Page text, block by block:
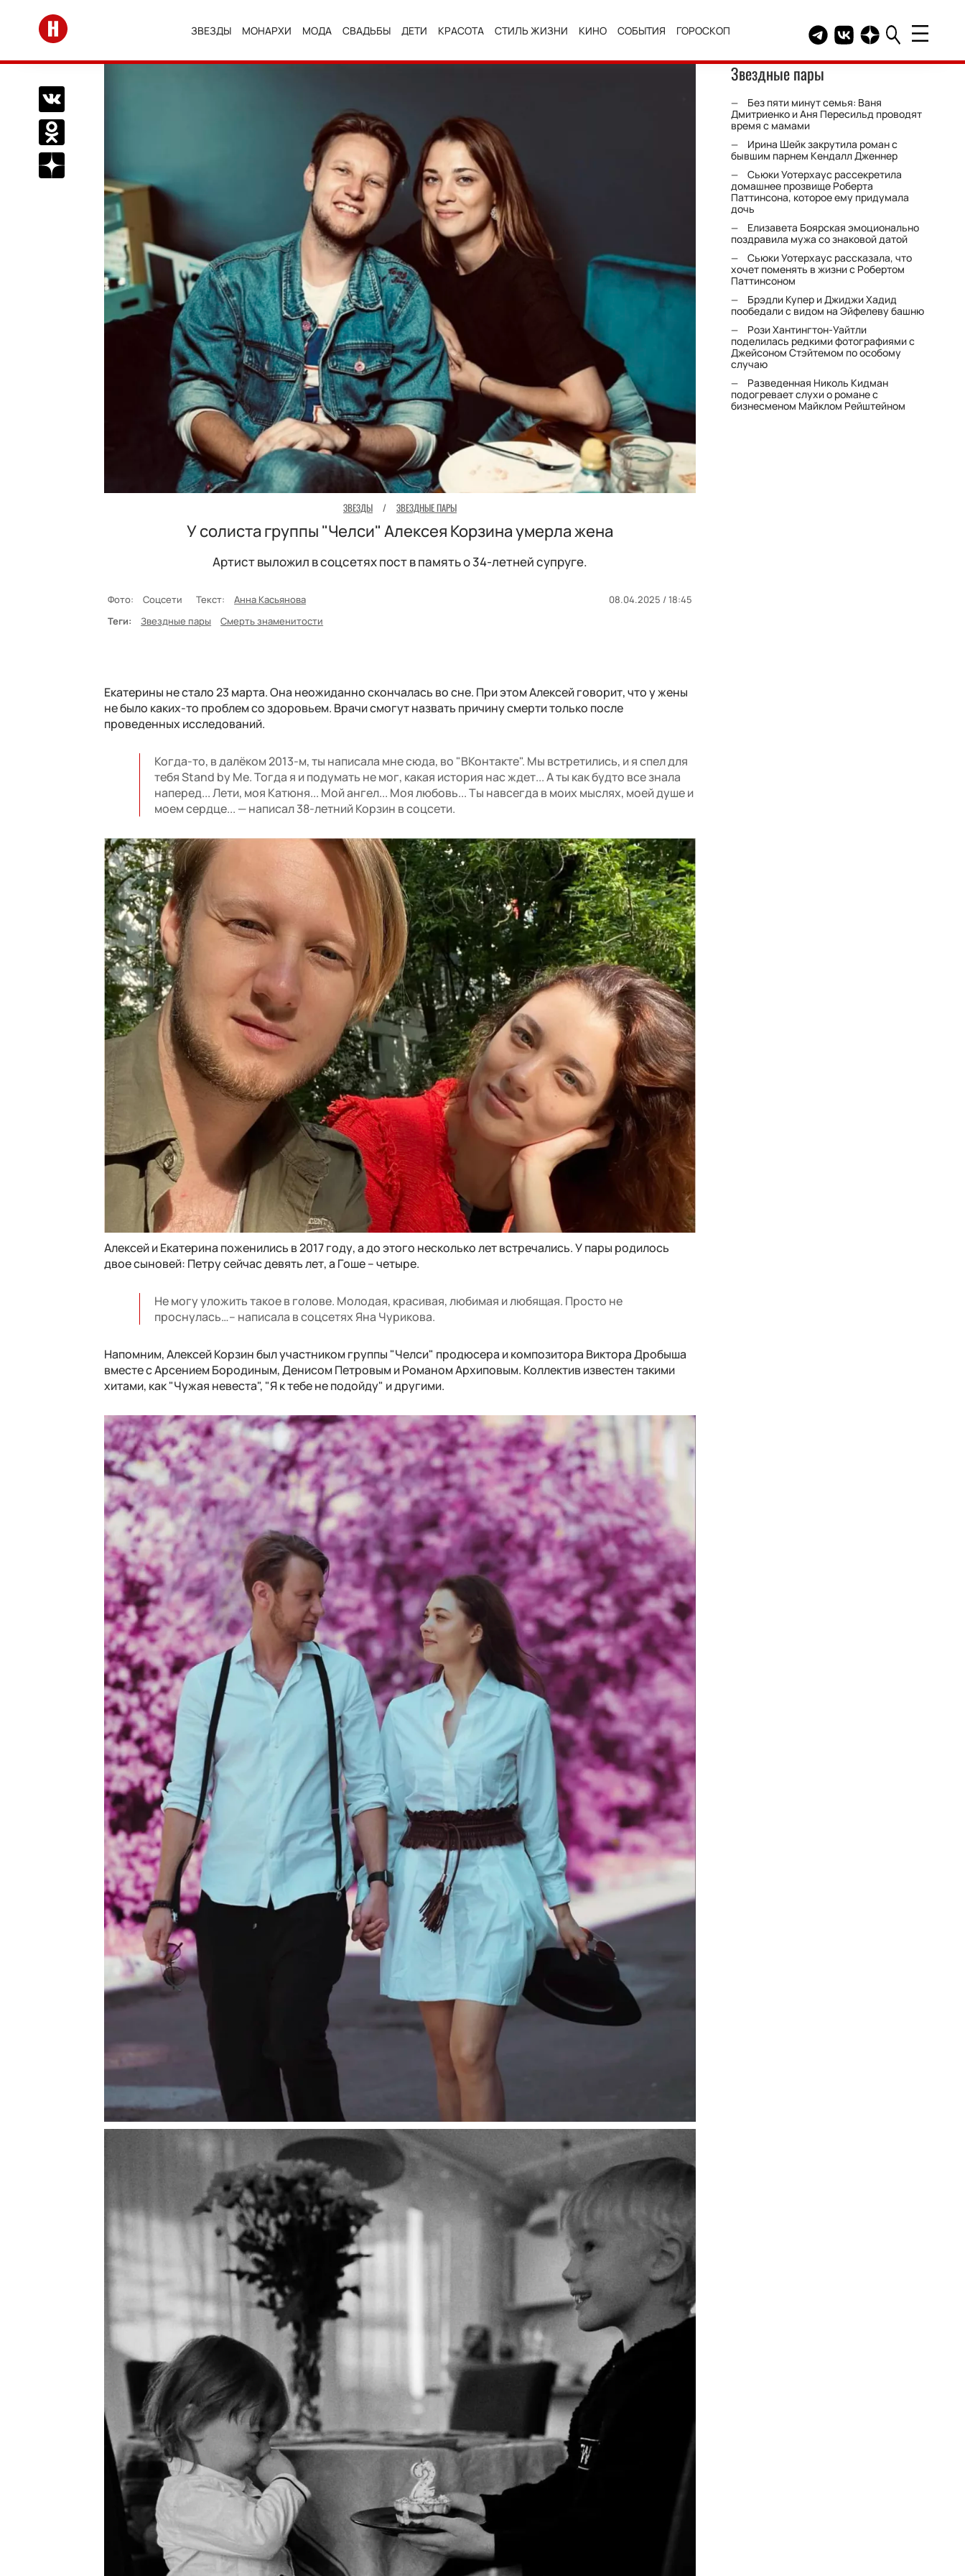
Перейти на главную
ЗВЕЗДЫ МОНАРХИ МОДА СВАДЬБЫ ДЕТИ КРАСОТА СТИЛЬ ЖИЗНИ КИНО СОБЫТИЯ ГОРОСКОП Telegram канал HELLO
Группа HELLO
Канал HELLO в
Поделиться Вконтакте
Поделиться в Одноклассниках
Подписаться на нас в Дзен
ЗВЕЗДЫ / ЗВЕЗДНЫЕ ПАРЫ
У солиста группы "Челси" Алексея Корзина умерла жена
Артист выложил в соцсетях пост в память о 34-летней супруге.
Фото: Соцсети Текст: Анна Касьянова
08.04.2025 / 18:45
Теги:
Звездные пары Смерть знаменитости
Екатерины не стало 23 марта. Она неожиданно скончалась во сне. При этом Алексей говорит, что у жены
не было каких-то проблем со здоровьем. Врачи смогут назвать причину смерти только после
проведенных исследований.
Когда-то, в далёком 2013-м, ты написала мне сюда, во "ВКонтакте". Мы встретились, и я спел для
тебя Stand by Me. Тогда я и подумать не мог, какая история нас ждет... А ты как будто все знала
наперед... Лети, моя Катюня... Мой ангел... Моя любовь... Ты навсегда в моих мыслях, моей душе и
моем сердце... — написал 38-летний Корзин в соцсети.
Алексей и Екатерина поженились в 2017 году, а до этого несколько лет встречались. У пары родилось
двое сыновей: Петру сейчас девять лет, а Гоше – четыре.
Не могу уложить такое в голове. Молодая, красивая, любимая и любящая. Просто не
проснулась…– написала в соцсетях Яна Чурикова.
Напомним, Алексей Корзин был участником группы "Челси" продюсера и композитора Виктора Дробыша
вместе с Арсением Бородиным, Денисом Петровым и Романом Архиповым. Коллектив известен такими
хитами, как "Чужая невеста", "Я к тебе не подойду" и другими.
Звездные пары
Без пяти минут семья: Ваня
Дмитриенко и Аня Пересильд проводят
время с мамами
Ирина Шейк закрутила роман с
бывшим парнем Кендалл Дженнер
Сьюки Уотерхаус рассекретила
домашнее прозвище Роберта
Паттинсона, которое ему придумала
дочь
Елизавета Боярская эмоционально
поздравила мужа со знаковой датой
Сьюки Уотерхаус рассказала, что
хочет поменять в жизни с Робертом
Паттинсоном
Брэдли Купер и Джиджи Хадид
пообедали с видом на Эйфелеву башню
Рози Хантингтон-Уайтли
поделилась редкими фотографиями с
Джейсоном Стэйтемом по особому
случаю
Разведенная Николь Кидман
подогревает слухи о романе с
бизнесменом Майклом Рейштейном